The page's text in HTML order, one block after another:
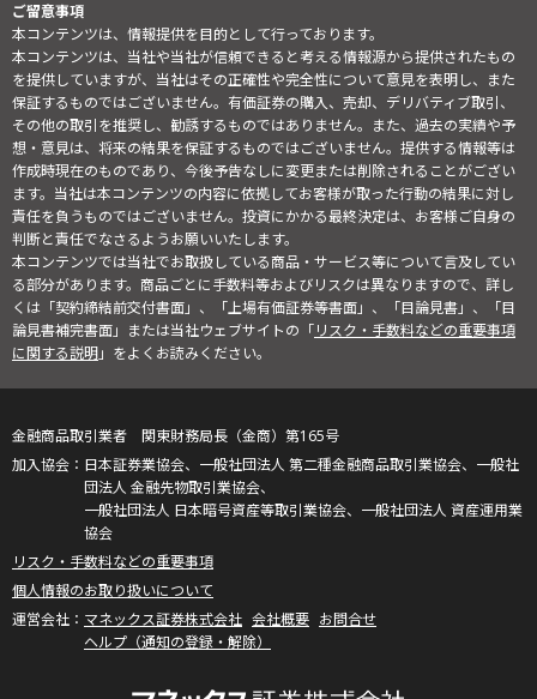
ご留意事項
本コンテンツは、情報提供を目的として行っております。
本コンテンツは、当社や当社が信頼できると考える情報源から提供されたもの
を提供していますが、当社はその正確性や完全性について意見を表明し、また
保証するものではございません。有価証券の購入、売却、デリバティブ取引、
その他の取引を推奨し、勧誘するものではありません。また、過去の実績や予
想・意見は、将来の結果を保証するものではございません。提供する情報等は
作成時現在のものであり、今後予告なしに変更または削除されることがござい
ます。当社は本コンテンツの内容に依拠してお客様が取った行動の結果に対し
責任を負うものではございません。投資にかかる最終決定は、お客様ご自身の
判断と責任でなさるようお願いいたします。
本コンテンツでは当社でお取扱している商品・サービス等について言及してい
る部分があります。商品ごとに手数料等およびリスクは異なりますので、詳し
くは「契約締結前交付書面」、「上場有価証券等書面」、「目論見書」、「目
論見書補完書面」または当社ウェブサイトの「リスク・手数料などの重要事項
に関する説明」をよくお読みください。
金融商品取引業者 関東財務局長（金商）第165号
日本証券業協会、一般社団法人 第二種金融商品取引業協会、一般社
団法人 金融先物取引業協会、
一般社団法人 日本暗号資産等取引業協会、一般社団法人 資産運用業
協会
リスク・手数料などの重要事項
個人情報のお取り扱いについて
マネックス証券株式会社 会社概要 お問合せ
ヘルプ（通知の登録・解除）